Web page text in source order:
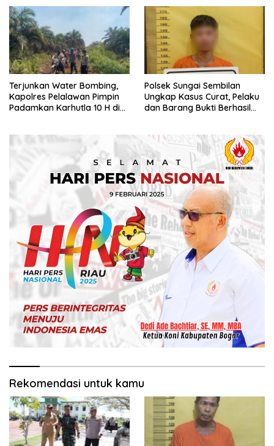
Terjunkan Water Bombing,
Kapolres Pelalawan Pimpin
Padamkan Karhutla 10 H di
Polsek Sungai Sembilan
Ungkap Kasus Curat, Pelaku
dan Barang Bukti Berhasil
Rekomendasi untuk kamu